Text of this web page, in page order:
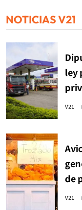
NOTICIAS V21
ley
V21
de
V21